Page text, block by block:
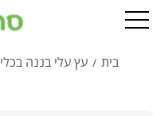
בית / עץ עלי בננה בכלי